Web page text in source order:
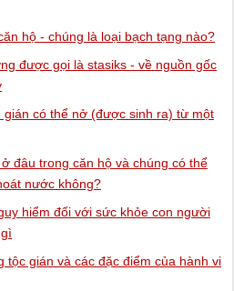
hộ - chúng là loại bạch tạng nào?
được gọi là stasiks - về nguồn gốc
gián có thể nở (được sinh ra) từ một
đâu trong căn hộ và chúng có thể
nước không?
hiểm đối với sức khỏe con người
tộc gián và các đặc điểm của hành vi